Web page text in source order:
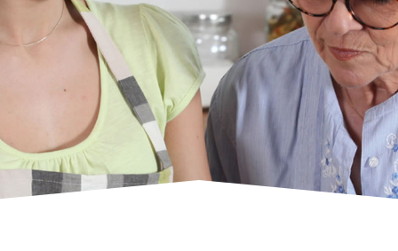
Nos engagements
Histoire